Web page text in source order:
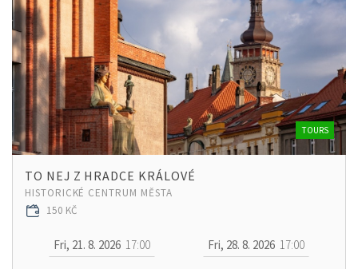
TOURS
TO NEJ Z HRADCE KRÁLOVÉ
HISTORICKÉ CENTRUM MĚSTA
150 KČ
Fri, 21. 8. 2026 17:00 Fri, 28. 8. 2026 17:00